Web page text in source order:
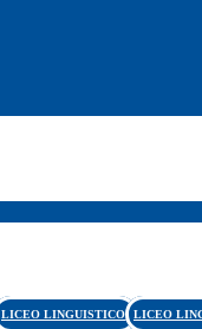
LICEO LINGUISTICO LICEO